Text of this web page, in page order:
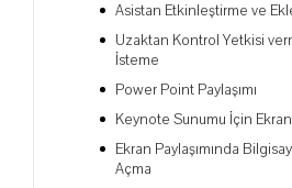
Asistan Etkinleştirme ve
Uzaktan Kontrol Yetkisi
İsteme
Power Point Paylaşımı
Keynote Sunumu İçin
Ekran Paylaşımında
Açma